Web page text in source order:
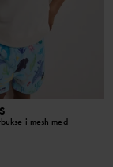
i mesh med